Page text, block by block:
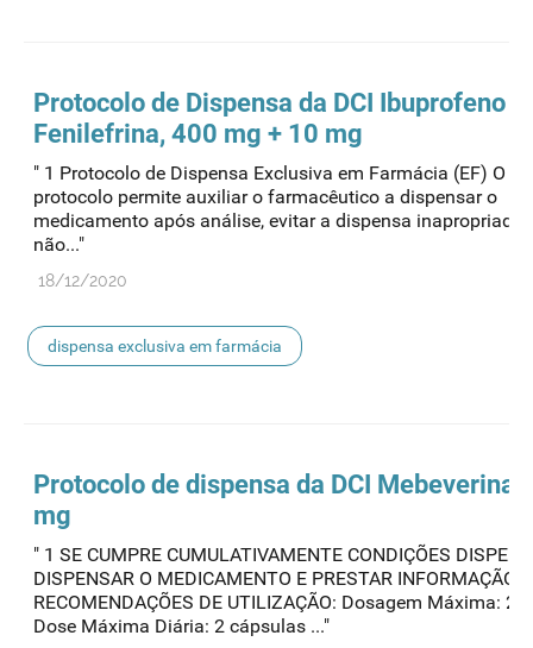
Protocolo de Dispensa da DCI Ibuprofeno +
Fenilefrina, 400 mg + 10 mg
" 1 Protocolo de Dispensa Exclusiva em Farmácia (EF) O
protocolo permite auxiliar o farmacêutico a dispensar o
medicamento após análise, evitar a dispensa inapropriada
não..."
18/12/2020
dispensa exclusiva em farmácia
Protocolo de dispensa da DCI Mebeverina
mg
" 1 SE CUMPRE CUMULATIVAMENTE CONDIÇÕES
DISPENSAR O MEDICAMENTO E PRESTAR INFORMAÇÃO /
RECOMENDAÇÕES DE UTILIZAÇÃO: Dosagem Máxima:
Dose Máxima Diária: 2 cápsulas ..."